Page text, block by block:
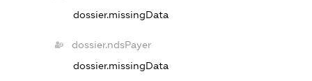
dossier.missingData
dossier.ndsPayer
dossier.missingData